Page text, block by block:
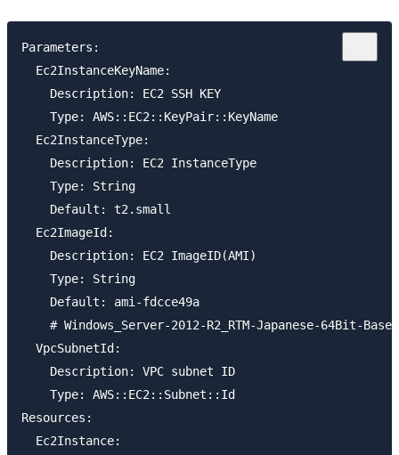
Parameters:
  Ec2InstanceKeyName:
    Description: EC2 SSH KEY
    Type: AWS::EC2::KeyPair::KeyName
  Ec2InstanceType:
    Description: EC2 InstanceType
    Type: String
    Default: t2.small
  Ec2ImageId:
    Description: EC2 ImageID(AMI)
    Type: String
    Default: ami-fdcce49a
# Windows_Server-2012-R2_RTM-Japanese-64Bit-
  VpcSubnetId:
    Description: VPC subnet ID
    Type: AWS::EC2::Subnet::Id
Resources:
  Ec2Instance: